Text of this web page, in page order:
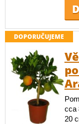
DOPORUČUJEME
cca
20